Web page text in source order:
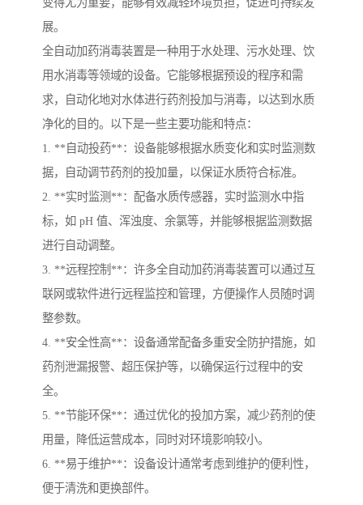
变得尤为重要，能够有效减轻环境负担，促进可持续发
展。
全自动加药消毒装置是一种用于水处理、污水处理、饮
用水消毒等领域的设备。它能够根据预设的程序和需
求，自动化地对水体进行药剂投加与消毒，以达到水质
净化的目的。以下是一些主要功能和特点：
1. **自动投药**：设备能够根据水质变化和实时监测数
据，自动调节药剂的投加量，以保证水质符合标准。
2. **实时监测**：配备水质传感器，实时监测水中指
标，如 pH 值、浑浊度、余氯等，并能够根据监测数据
进行自动调整。
3. **远程控制**：许多全自动加药消毒装置可以通过互
联网或软件进行远程监控和管理，方便操作人员随时调
整参数。
4. **安全性高**：设备通常配备多重安全防护措施，如
药剂泄漏报警、超压保护等，以确保运行过程中的安
全。
5. **节能环保**：通过优化的投加方案，减少药剂的使
用量，降低运营成本，同时对环境影响较小。
6. **易于维护**：设备设计通常考虑到维护的便利性，
便于清洗和更换部件。